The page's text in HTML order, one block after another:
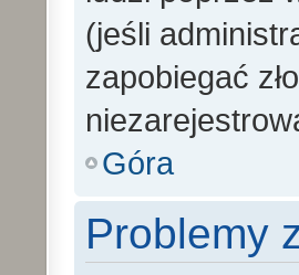
(jeśli
zapobiegać
Góra
Problemy